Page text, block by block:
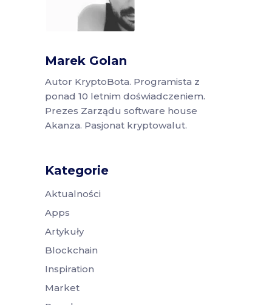
Marek Golan
Autor KryptoBota. Programista z
ponad 10 letnim doświadczeniem.
Prezes Zarządu software house
Akanza. Pasjonat kryptowalut.
Kategorie
Aktualności
Apps
Artykuły
Blockchain
Inspiration
Market